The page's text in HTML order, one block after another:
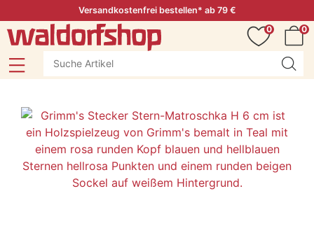
Versandkostenfrei bestellen* ab 79 €
0
0